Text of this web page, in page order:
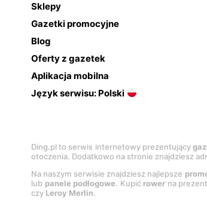
Sklepy
Gazetki promocyjne
Blog
Oferty z gazetek
Aplikacja mobilna
Język serwisu: Polski
Ding.pl to serwis internetowy prezentujący
otoczenia. Dodatkowo na stronie znajdziesz
Na naszym serwisie znajdziesz najlepsze
lub panele podłogowe. Kupić rower na
czy Leroy Merlin.